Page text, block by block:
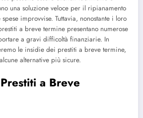
una soluzione veloce per il ripianamento
improvvise. Tuttavia, nonostante i loro
a breve termine presentano numerose
a gravi difficoltà finanziarie. In
le insidie dei prestiti a breve termine,
alternative più sicure.
a Breve